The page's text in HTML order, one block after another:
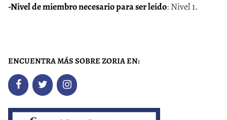
-Nivel de miembro necesario para ser leído: Nivel 1.
ENCUENTRA MÁS SOBRE ZORIA EN: